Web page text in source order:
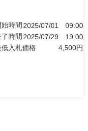
始時間 2025/07/01
09:00
了時間 2025/07/29
19:00
低入札価格
4,500円